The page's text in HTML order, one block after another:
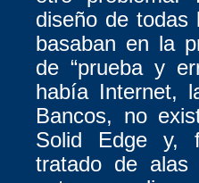
diseño de todas
basaban en la
de “prueba y
había Internet,
Bancos, no
Solid Edge y,
tratado de alas